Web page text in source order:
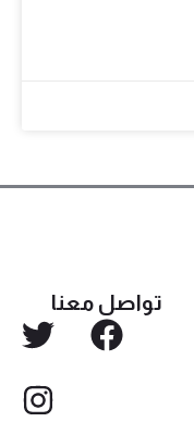
تواصل معنا